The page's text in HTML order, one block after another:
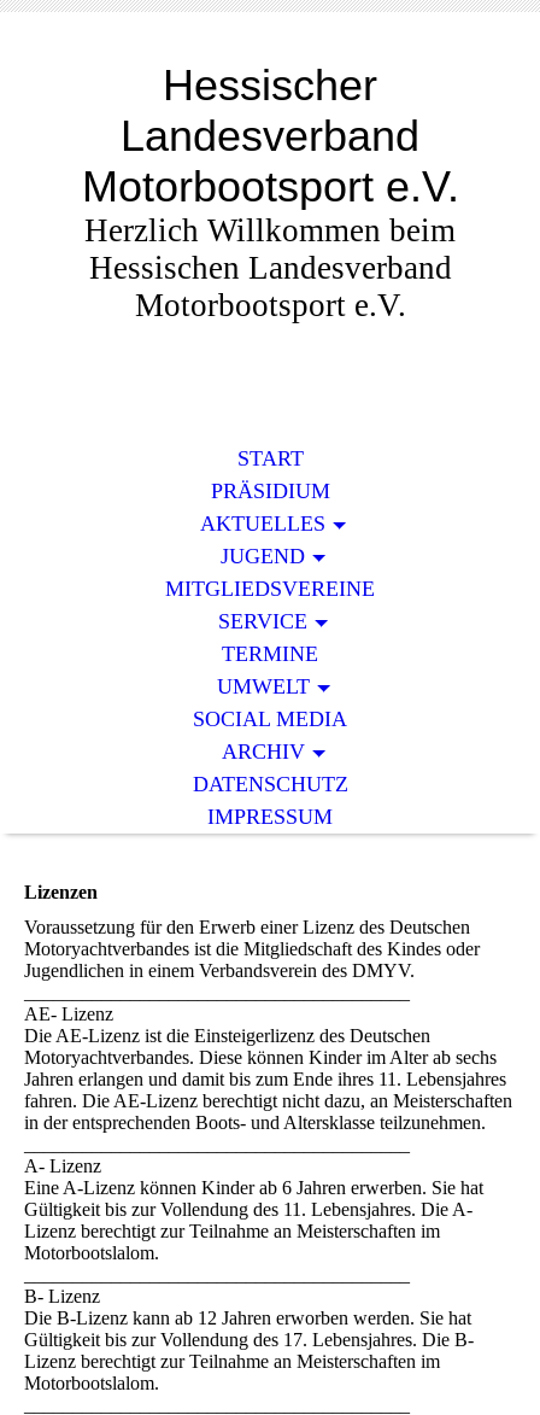
Hessischer
Landesverband
Motorbootsport e.V.
Herzlich Willkommen beim
Hessischen Landesverband
Motorbootsport e.V.
START
PRÄSIDIUM
AKTUELLES
JUGEND
MITGLIEDSVEREINE
SERVICE
TERMINE
UMWELT
SOCIAL MEDIA
ARCHIV
DATENSCHUTZ
IMPRESSUM
Lizenzen
Voraussetzung für den Erwerb einer Lizenz des Deutschen
Motoryachtverbandes ist die Mitgliedschaft des Kindes oder
Jugendlichen in einem Verbandsverein des DMYV.
AE- Lizenz
Die AE-Lizenz ist die Einsteigerlizenz des Deutschen
Motoryachtverbandes. Diese können Kinder im Alter ab sechs
Jahren erlangen und damit bis zum Ende ihres 11. Lebensjahres
fahren. Die AE-Lizenz berechtigt nicht dazu, an Meisterschaften
in der entsprechenden Boots- und Altersklasse teilzunehmen.
A- Lizenz
Eine A-Lizenz können Kinder ab 6 Jahren erwerben. Sie hat
Gültigkeit bis zur Vollendung des 11. Lebensjahres. Die A-
Lizenz berechtigt zur Teilnahme an Meisterschaften im
Motorbootslalom.
B- Lizenz
Die B-Lizenz kann ab 12 Jahren erworben werden. Sie hat
Gültigkeit bis zur Vollendung des 17. Lebensjahres. Die B-
Lizenz berechtigt zur Teilnahme an Meisterschaften im
Motorbootslalom.